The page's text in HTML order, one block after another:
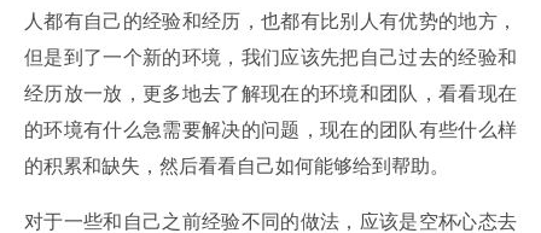
人都有自己的经验和经历，也都有比别人有优势的地方，
但是到了一个新的环境，我们应该先把自己过去的经验和
经历放一放，更多地去了解现在的环境和团队，看看现在
的环境有什么急需要解决的问题，现在的团队有些什么样
的积累和缺失，然后看看自己如何能够给到帮助。
对于一些和自己之前经验不同的做法，应该是空杯心态去